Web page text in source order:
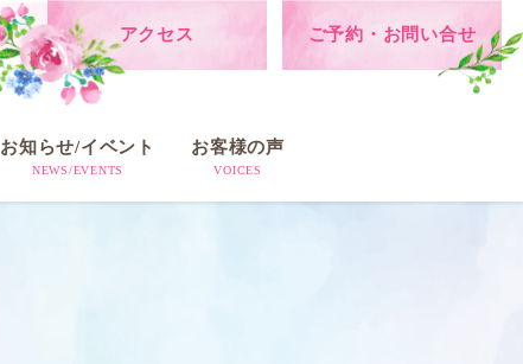
アクセス ご予約・お問い合せ
お知らせ/イベント
NEWS/EVENTS
お客様の声
VOICES